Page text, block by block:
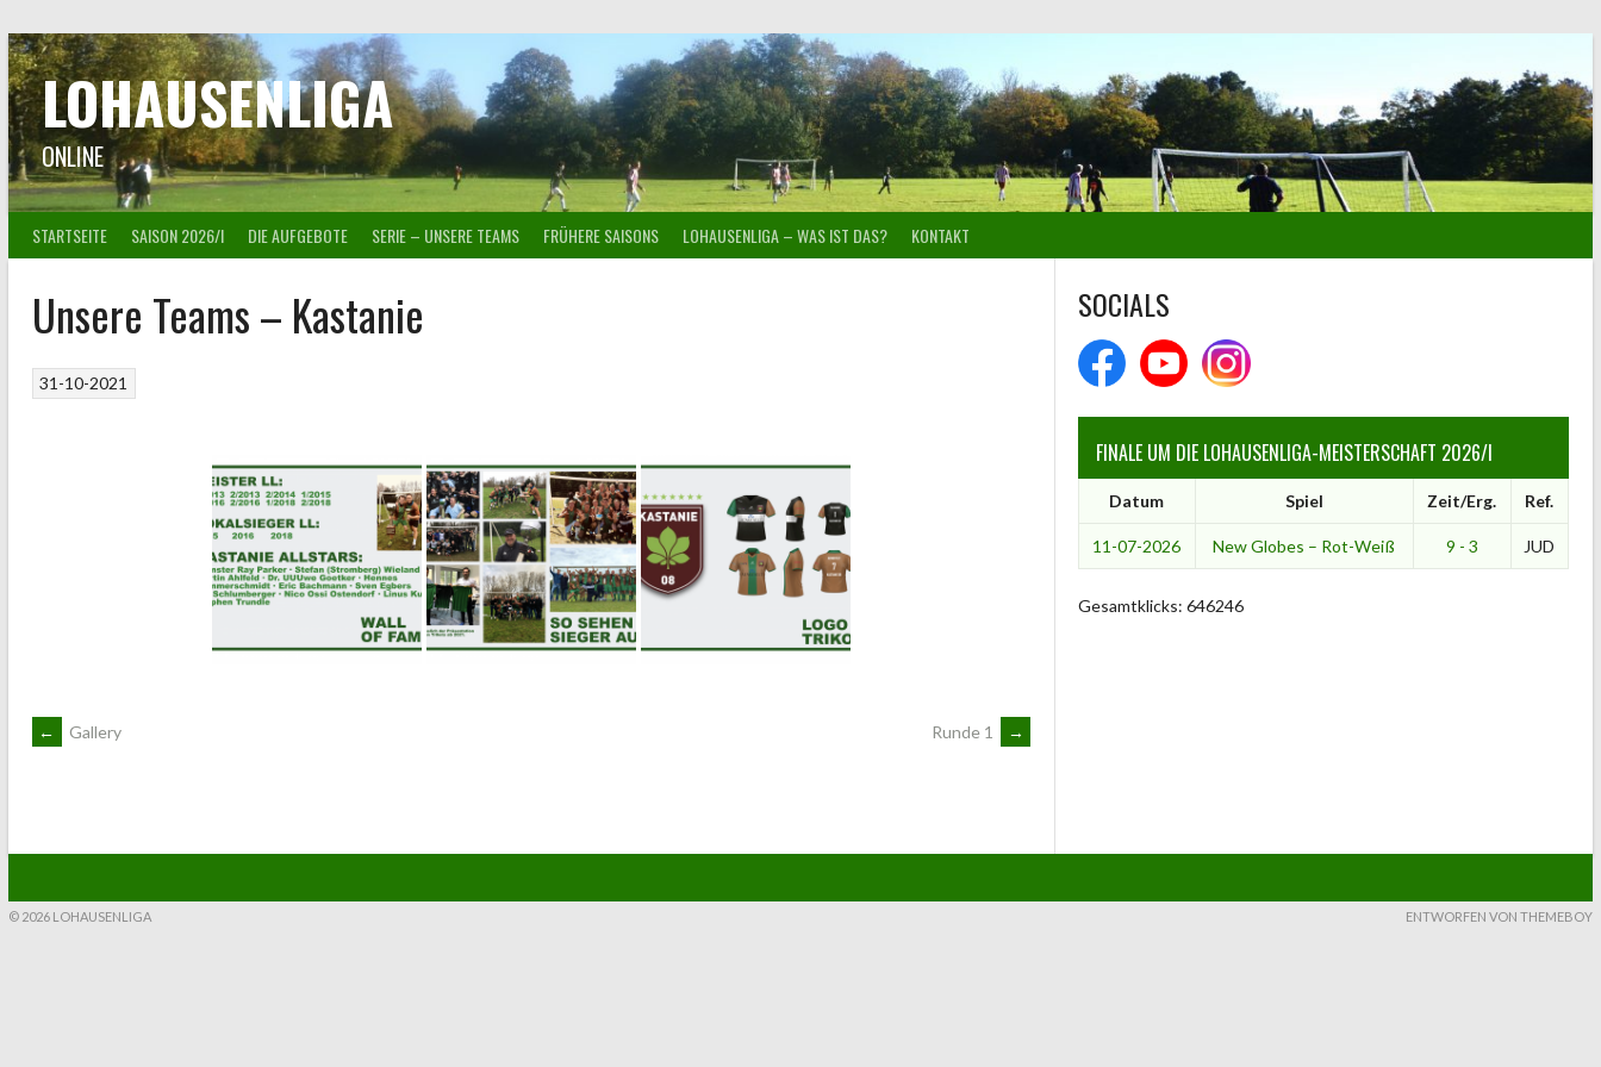
zum
InhaltLOHAUSENLIGA
ONLINE
STARTSEITE SAISON 2026/I DIE AUFGEBOTE SERIE – UNSERE TEAMS FRÜHERE SAISONS LOHAUSENLIGA – WAS IST DAS? KONTAKT
Unsere Teams – Kastanie
31-10-2021
ARTIKEL-
← Gallery Runde 1 →
SOCIALS
FINALE UM DIE LOHAUSENLIGA-MEISTERSCHAFT 2026/I
Datum Spiel Zeit/Erg. Ref.
11-07-2026 New Globes – Rot-Weiß 9 - 3 JUD
Gesamtklicks: 646246
© 2026 LOHAUSENLIGA ENTWORFEN VON THEMEBOY